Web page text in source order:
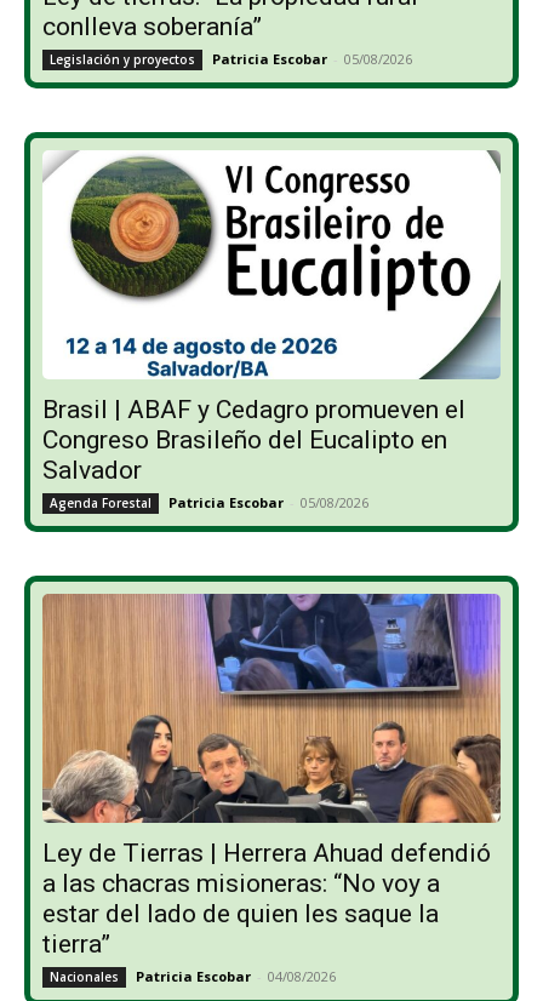
conlleva soberanía”
Legislación y proyectos Patricia Escobar - 05/08/2026
Brasil | ABAF y Cedagro promueven el
Congreso Brasileño del Eucalipto en
Salvador
Agenda Forestal Patricia Escobar - 05/08/2026
Ley de Tierras | Herrera Ahuad defendió
a las chacras misioneras: “No voy a
estar del lado de quien les saque la
tierra”
Nacionales Patricia Escobar - 04/08/2026